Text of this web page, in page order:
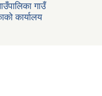
गाउँ
कार्यालय